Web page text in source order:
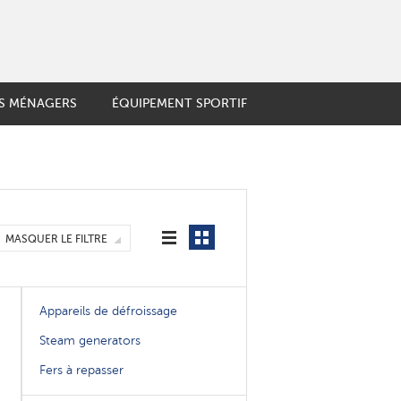
MÉNAGERS ÉQUIPEMENT SPORTIF
MASQUER LE FILTRE
Appareils de défroissage
Steam generators
Fers à repasser